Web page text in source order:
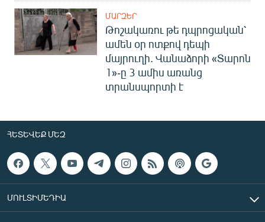
ՄԱՐԶԵՐ
Թոշակառու թե դպրոցական՝
ամեն օր ոտքով դեպի
մայրուղի. Վանաձորի «Տարոն
1»-ը 3 ամիս առանց
տրանսպորտի է
ՀԵՏԵՎԵՔ ՄԵԶ
ՄՈՒԼՏԻՄԵԴԻԱ